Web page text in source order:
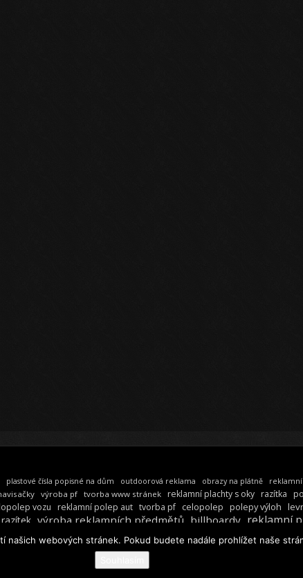
plastové čísla popisné na dům outdoorová reklama obrazy na plátně
výroba pf tvorba www stránek reklamní plachty s oky razítka
vozu reklamní polep aut tvorba pf celopolep polepy výloh
výroba reklamních předmětů billboardy reklamní
AGENTURA GRAFSTUDIO KONTAKTY
našich webových stránek. Pokud budete nadále prohlížet naše